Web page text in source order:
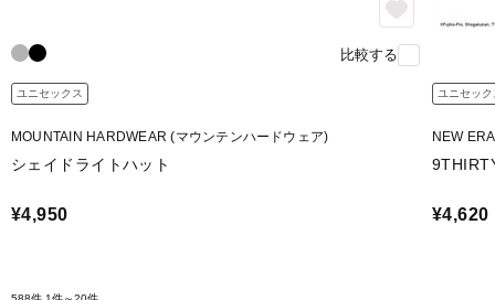
比較する
ユニセックス
MOUNTAIN HARDWEAR (マウンテンハードウェア)
シェイドライトハット
¥4,950
ユニセック
NEW
¥4,620